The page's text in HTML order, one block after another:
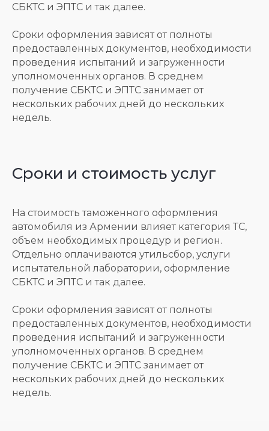
СБКТС и ЭПТС и так далее.
Сроки оформления зависят от полноты
предоставленных документов, необходимости
проведения испытаний и загруженности
уполномоченных органов. В среднем
получение СБКТС и ЭПТС занимает от
нескольких рабочих дней до нескольких
недель.
Сроки и стоимость услуг
На стоимость таможенного оформления
автомобиля из Армении влияет категория ТС,
объем необходимых процедур и регион.
Отдельно оплачиваются утильсбор, услуги
испытательной лаборатории, оформление
СБКТС и ЭПТС и так далее.
Сроки оформления зависят от полноты
предоставленных документов, необходимости
проведения испытаний и загруженности
уполномоченных органов. В среднем
получение СБКТС и ЭПТС занимает от
нескольких рабочих дней до нескольких
недель.